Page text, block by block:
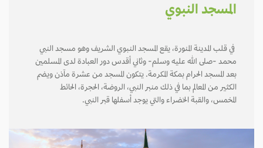
المسجد النبوي
في قلب المدينة المنورة، يقع المسجد النبوي الشريف وهو مسجد النبي
محمد -صلى الله عليه وسلم- وثاني أقدس دور العبادة لدى المسلمين
بعد المسجد الحرام بمكة المكرمة. يتكون المسجد من عشرة مآذن ويضم
الكثير من المعالم بما في ذلك منبر النبي، الروضة، الحجرة، الحائط
المخمس، والقبة الخضراء والتي يوجد أسفلها قبر النبي.